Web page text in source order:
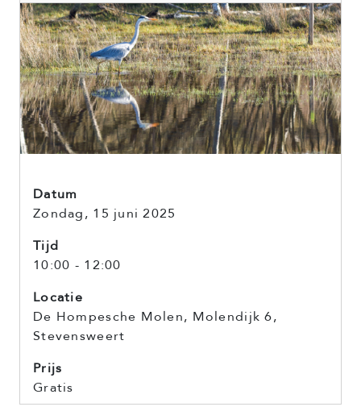
Datum
Zondag, 15 juni 2025
Tijd
10:00 - 12:00
Locatie
De Hompesche Molen, Molendijk 6,
Stevensweert
Prijs
Gratis